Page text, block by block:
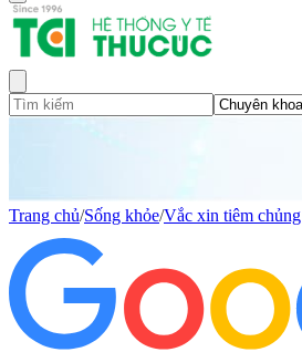
Trang chủ/Sống khỏe/Vắc xin tiêm chủng